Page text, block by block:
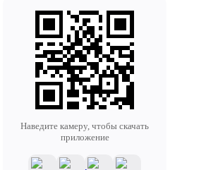
Наведите камеру, чтобы скачать
приложение